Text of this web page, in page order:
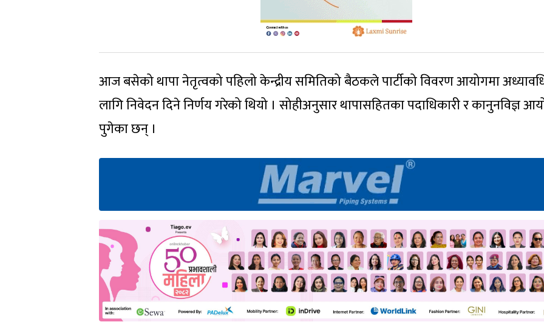
आज बसेको थापा नेतृत्वको पहिलो केन्द्रीय समितिको बैठकले पार्टीको विवरण आयोगमा
लागि निवेदन दिने निर्णय गरेको थियो । सोहीअनुसार थापासहितका पदाधिकारी र कानुनविज्ञ
पुगेका छन् ।